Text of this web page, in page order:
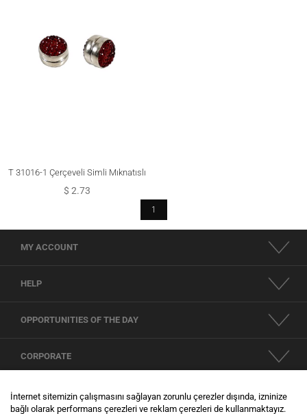
T 31016-1 Çerçeveli Simli Mıknatıslı
Eşarp Şal Klipsi
$ 2.73
1
MY ACCOUNT
HELP
OPPORTUNITIES OF THE DAY
CORPORATE
SOCIAL NETWORKS
İnternet sitemizin çalışmasını sağlayan zorunlu çerezler dışında, izninize
bağlı olarak performans çerezleri ve reklam çerezleri de kullanmaktayız.